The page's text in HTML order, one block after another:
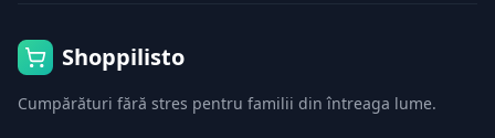
Shoppilisto
Cumpărături fără stres pentru familii din întreaga lume.